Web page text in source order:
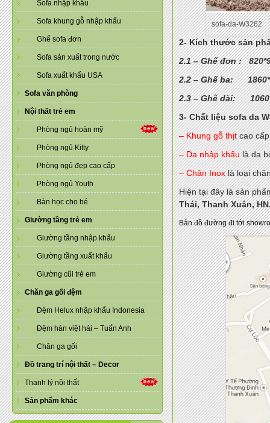
Sofa nhập khẩu
Sofa khung gỗ nhập khẩu
Ghế sofa đơn
Sofa sản xuất trong nước
Sofa xuất khẩu USA
Sofa văn phòng
Nội thất trẻ em
Phòng ngủ hoàn mỹ
Phòng ngủ Kitty
Phòng ngủ đẹp cao cấp
Phòng ngủ Youth
Bàn học cho bé
Giường tầng trẻ em
Giường tầng nhập khẩu
Giường tầng xuất khẩu
Giường cũi trẻ em
Chăn ga gối đệm
Đệm Helux nhập khẩu Indonesia
Đệm hàn việt hải – Tuấn Anh
Chăn ga gối
Đồ trang trí nội thất – Decor
Thanh lý nội thất
Sản phẩm khác
sofa-da-W3262
2- Kích thước sản
2.1 – Ghế đơn :
2.2 – Ghế ba:
2.3 – Ghế dài:
3- Chất liệu sofa da
– Khung gỗ thịt cao
– Da nhập khẩu là da
– Chân Inox là loại
Hiện tại đây là sản
Thái, Thanh Xuân,
Bản đồ đường đi tới